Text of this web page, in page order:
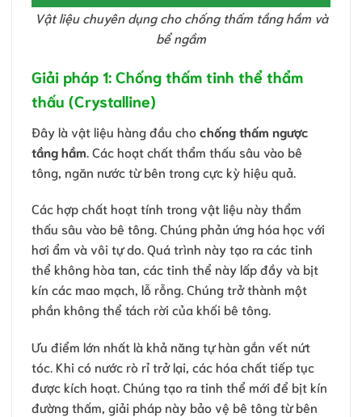
Vật liệu chuyên dụng cho chống thấm tầng hầm và
bể ngầm
Giải pháp 1: Chống thấm tinh thể thẩm
thấu (Crystalline)
Đây là vật liệu hàng đầu chochống thấm ngược
tầng hầm . Các hoạt chất thẩm thấu sâu vào bê
tông, ngăn nước từ bên trong cực kỳ hiệu quả.
Các hợp chất hoạt tính trong vật liệu này thẩm
thấu sâu vào bê tông. Chúng phản ứng hóa học với
hơi ẩm và vôi tự do. Quá trình này tạo ra các tinh
thể không hòa tan, các tinh thể này lấp đầy và bịt
kín các mao mạch, lỗ rỗng. Chúng trở thành một
phần không thể tách rời của khối bê tông.
Ưu điểm lớn nhất là khả năng tự hàn gắn vết nứt
tóc. Khi có nước rò rỉ trở lại, các hóa chất tiếp tục
được kích hoạt. Chúng tạo ra tinh thể mới để bịt kín
đường thấm, giải pháp này bảo vệ bê tông từ bên